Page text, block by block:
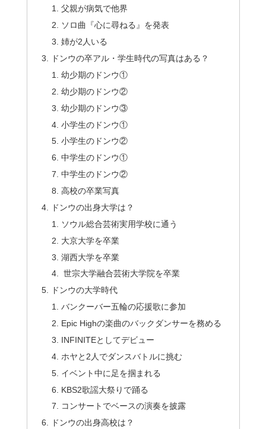
父親が病気で他界
ソロ曲『心に尋ねる』を発表
姉が2人いる
ドンウの卒アル・学生時代の写真はある？
幼少期のドンウ①
幼少期のドンウ②
幼少期のドンウ③
小学生のドンウ①
小学生のドンウ②
中学生のドンウ①
中学生のドンウ②
高校の卒業写真
ドンウの出身大学は？
ソウル総合芸術実用学校に通う
大京大学を卒業
湖西大学を卒業
世宗大学融合芸術大学院を卒業
ドンウの大学時代
バンクーバー五輪の応援歌に参加
Epic Highの楽曲のバックダンサーを務める
INFINITEとしてデビュー
ホヤと2人でダンスバトルに挑む
イベント中に足を掴まれる
KBS2歌謡大祭りで踊る
コンサートでベースの演奏を披露
ドンウの出身高校は？